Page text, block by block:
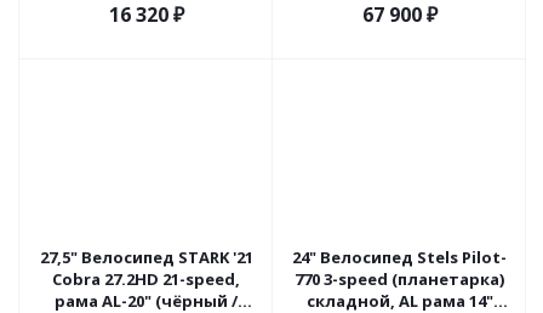
16 320₽ 67 900₽
27,5" Велосипед STARK '21
Cobra 27.2HD 21-speed,
рама AL-20" (чёрный /
24" Велосипед Stels Pilot-
770 3-speed (планетарка)
складной, AL рама 14"